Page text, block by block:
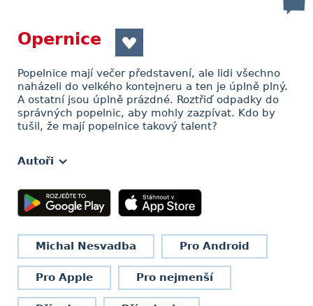
Opernice
Popelnice mají večer představení, ale lidi všechno
naházeli do velkého kontejneru a ten je úplně plný.
A ostatní jsou úplně prázdné. Roztřiď odpadky do
správných popelnic, aby mohly zazpívat. Kdo by
tušil, že mají popelnice takový talent?
Autoři
Michal Nesvadba Pro Android
Pro Apple Pro nejmenší